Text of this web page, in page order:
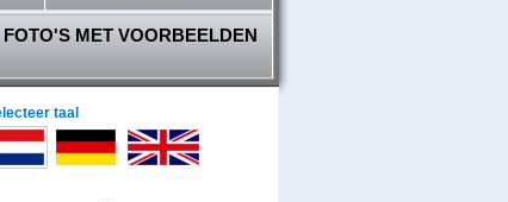
FOTO'S MET VOORBEELDEN
taal